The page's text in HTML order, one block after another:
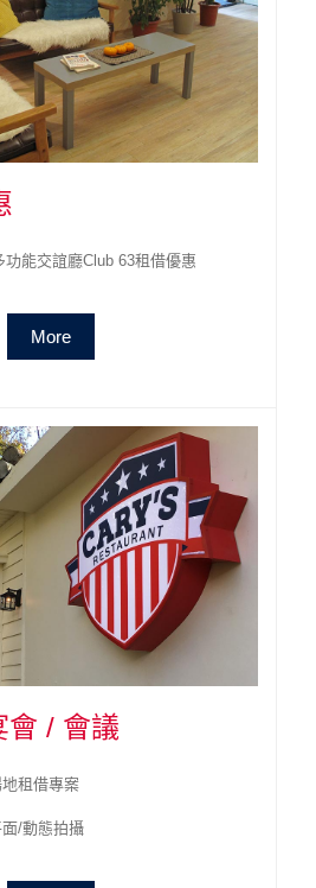
功能交誼廳Club 63租借優惠
More
會 / 會議
租借專案
/動態拍攝